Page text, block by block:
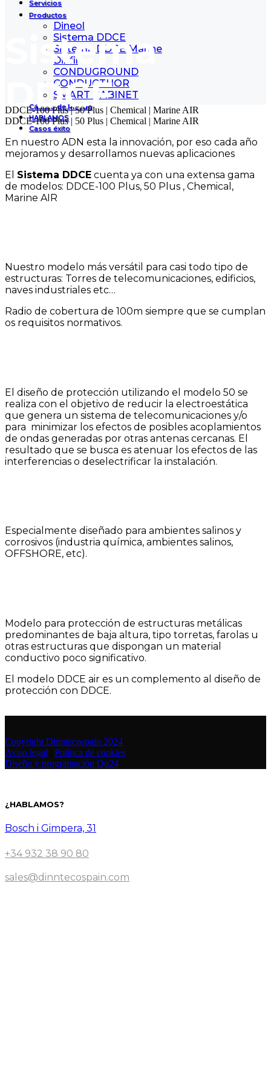
Servicios
Productos
Dineol
Sistema DDCE
Sistema DDCE Marine
Dinfil
CONDUGROUND
CONDUCTHOR
SMART CABINET
Cálculo de Riesgo
HABLAMOS
Casos éxito
Sistema
DDCE
DDCE-100 Plus | 50 Plus | Chemical | Marine AIR
DDCE-100 Plus | 50 Plus | Chemical | Marine AIR
En nuestro ADN esta la innovación, por eso cada año
mejoramos y desarrollamos nuevas aplicaciones
El Sistema DDCE cuenta ya con una extensa gama
de modelos: DDCE-100 Plus, 50 Plus , Chemical,
Marine AIR
Nuestro modelo más versátil para casi todo tipo de
estructuras: Torres de telecomunicaciones, edificios,
naves industriales etc…
Radio de cobertura de 100m siempre que se cumplan
os requisitos normativos.
El diseño de protección utilizando el modelo 50 se
realiza con el objetivo de reducir la electroestática
que genera un sistema de telecomunicaciones y/o
para minimizar los efectos de posibles acoplamientos
de ondas generadas por otras antenas cercanas. El
resultado que se busca es atenuar los efectos de las
interferencias o deselectrificar la instalación.
Especialmente diseñado para ambientes salinos y
corrosivos (industria química, ambientes salinos,
OFFSHORE, etc).
Modelo para protección de estructuras metálicas
predominantes de baja altura, tipo torretas, farolas u
otras estructuras que dispongan un material
conductivo poco significativo.
El modelo DDCE air es un complemento al diseño de
protección con DDCE.
Copyright Dinntecospain 2024
Aviso legal
Política de cookies
Diseño y programación Qu24
¿HABLAMOS?
Bosch i Gimpera, 31
+34 932 38 90 80
sales@dinntecospain.com